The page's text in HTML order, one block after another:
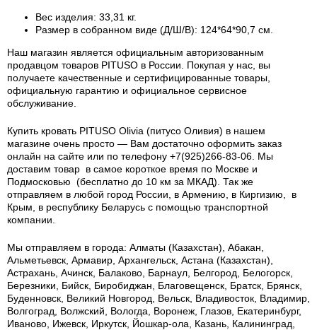
Вес изделия: 33,31 кг.
Размер в собранном виде (Д/Ш/В): 124*64*90,7 см.
Наш магазин является официальным авторизованным
продавцом товаров PITUSO в России. Покупая у нас, вы
получаете качественные и сертифицированные товары,
официальную гарантию и официальное сервисное
обслуживание.
Купить кровать PITUSO Olivia (питусо Оливия) в нашем
магазине очень просто — Вам достаточно оформить заказ
онлайн на сайте или по телефону +7(925)266-83-06. Мы
доставим товар в самое короткое время по Москве и
Подмосковью (бесплатно до 10 км за МКАД). Так же
отправляем в любой город России, в Армению, в Киргизию, в
Крым, в республику Беларусь с помощью транспортной
компании.
Мы отправляем в города: Алматы (Казахстан), Абакан,
Альметьевск, Армавир, Архангельск, Астана (Казахстан),
Астрахань, Ачинск, Балаково, Барнаул, Белгород, Белогорск,
Березники, Бийск, Биробиджан, Благовещенск, Братск, Брянск,
Буденновск, Великий Новгород, Вельск, Владивосток, Владимир,
Волгоград, Волжский, Вологда, Воронеж, Глазов, Екатеринбург,
Иваново, Ижевск, Иркутск, Йошкар-ола, Казань, Калининград,